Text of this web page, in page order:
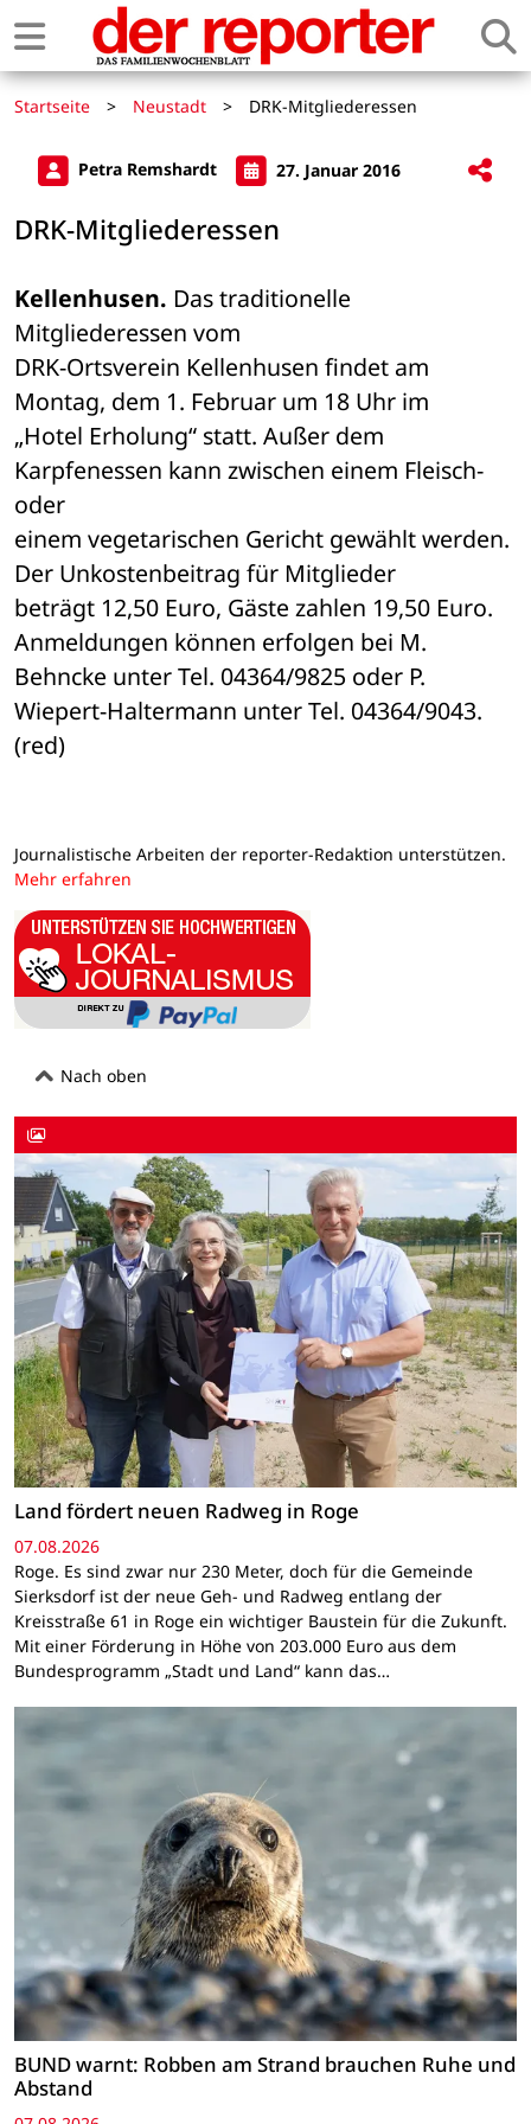
Startseite > Neustadt > DRK-Mitgliederessen
Petra Remshardt 27. Januar 2016
DRK-Mitgliederessen
Kellenhusen. Das traditionelle
Mitgliederessen vom
DRK-Ortsverein Kellenhusen findet am
Montag, dem 1. Februar um 18 Uhr im
„Hotel Erholung“ statt. Außer dem
Karpfenessen kann zwischen einem Fleisch-
oder
einem vegetarischen Gericht gewählt werden.
Der Unkostenbeitrag für Mitglieder
beträgt 12,50 Euro, Gäste zahlen 19,50 Euro.
Anmeldungen können erfolgen bei M.
Behncke unter Tel. 04364/9825 oder P.
Wiepert-Haltermann unter Tel. 04364/9043.
(red)
Journalistische Arbeiten der reporter-Redaktion unterstützen.
Mehr erfahren
Nach oben
Land fördert neuen Radweg in Roge
07.08.2026
Roge. Es sind zwar nur 230 Meter, doch für die Gemeinde
Sierksdorf ist der neue Geh- und Radweg entlang der
Kreisstraße 61 in Roge ein wichtiger Baustein für die Zukunft.
Mit einer Förderung in Höhe von 203.000 Euro aus dem
Bundesprogramm „Stadt und Land“ kann das…
BUND warnt: Robben am Strand brauchen Ruhe und
Abstand